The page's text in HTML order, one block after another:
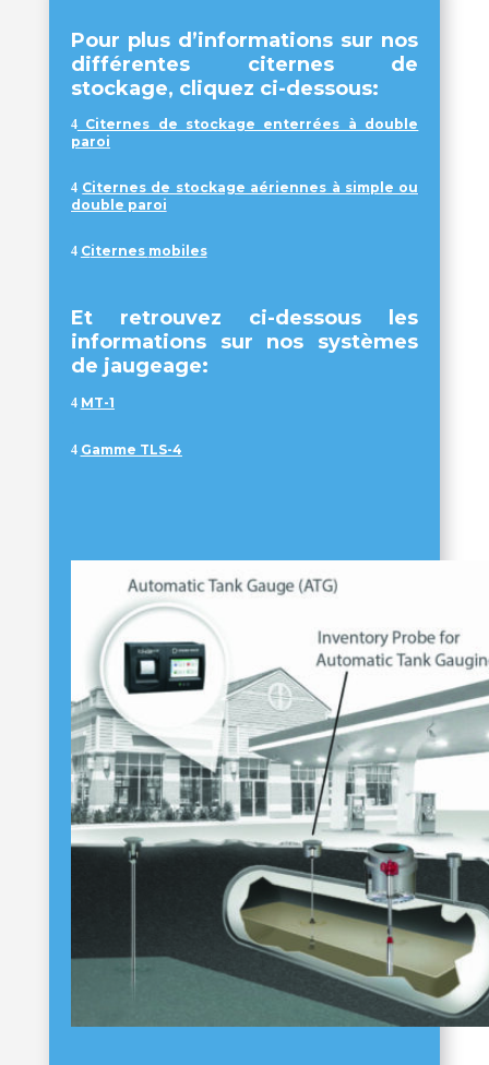
Pour plus d’informations sur nos
différentes citernes de
stockage, cliquez ci-dessous:
4 Citernes de stockage enterrées à double
paroi
4 Citernes de stockage aériennes à simple ou
double paroi
4 Citernes mobiles
Et retrouvez ci-dessous les
informations sur nos systèmes
de jaugeage:
4 MT-1
4 Gamme TLS-4